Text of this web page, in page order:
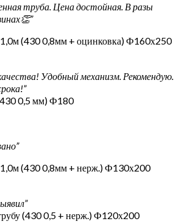
труба. Цена достойная. В разы
(430 0,8мм + оцинковка) Ф160х250
Удобный механизм. Рекомендую.
0,5 мм) Ф180
(430 0,8мм + нерж.) Ф130х200
(430 0,5 + нерж.) Ф120х200